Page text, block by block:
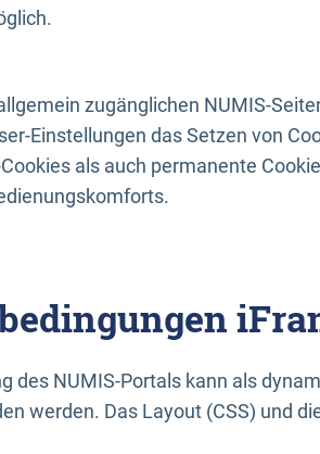
zugänglichen NUMIS-
Einstellungen das Setzen von
als auch permanente
des NUMIS-Portals kann als
werden. Das Layout (CSS) und